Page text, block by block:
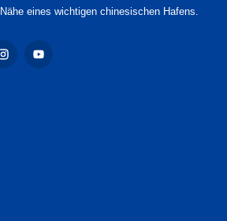
eines wichtigen chinesischen Hafens.